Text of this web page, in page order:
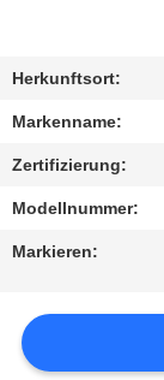
TRETEN
SIE
MIT
IN
Herkunftsort:
Markenname:
Zertifizierung:
Modellnummer:
Markieren: